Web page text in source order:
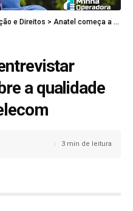
e Direitos > Anatel começa a entrevistar consumidores sobre a qualidade dos serviços de telecom
a qualidade
3 min de leitura